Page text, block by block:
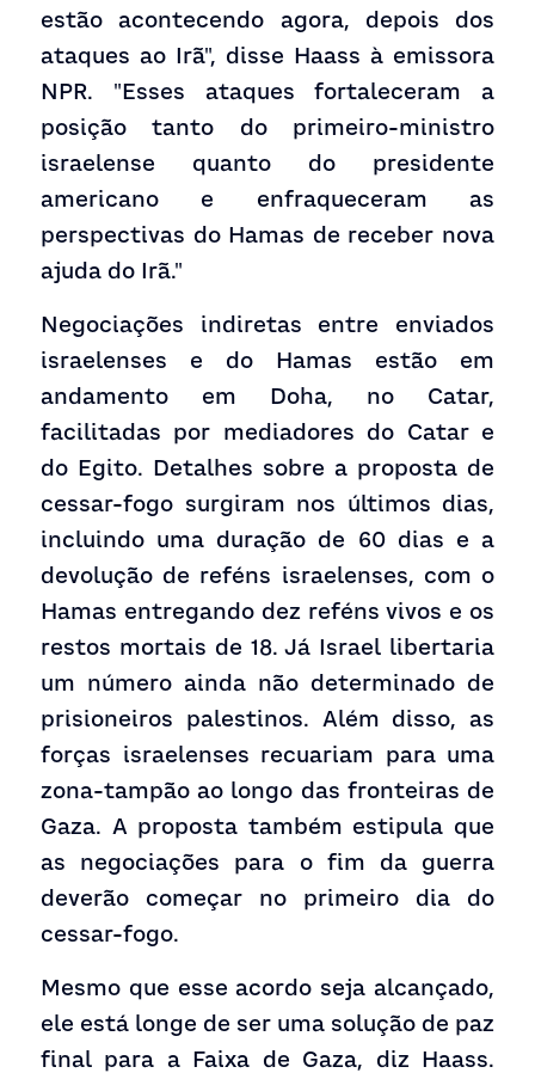
estão acontecendo agora, depois dos
ataques ao Irã", disse Haass à emissora
NPR. "Esses ataques fortaleceram a
posição tanto do primeiro-ministro
israelense quanto do presidente
americano e enfraqueceram as
perspectivas do Hamas de receber nova
ajuda do Irã."
Negociações indiretas entre enviados
israelenses e do Hamas estão em
andamento em Doha, no Catar,
facilitadas por mediadores do Catar e
do Egito. Detalhes sobre a proposta de
cessar-fogo surgiram nos últimos dias,
incluindo uma duração de 60 dias e a
devolução de reféns israelenses, com o
Hamas entregando dez reféns vivos e os
restos mortais de 18. Já Israel libertaria
um número ainda não determinado de
prisioneiros palestinos. Além disso, as
forças israelenses recuariam para uma
zona-tampão ao longo das fronteiras de
Gaza. A proposta também estipula que
as negociações para o fim da guerra
deverão começar no primeiro dia do
cessar-fogo.
Mesmo que esse acordo seja alcançado,
ele está longe de ser uma solução de paz
final para a Faixa de Gaza, diz Haass.